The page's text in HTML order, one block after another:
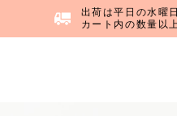
出荷は平日の水曜
カート内の数量以